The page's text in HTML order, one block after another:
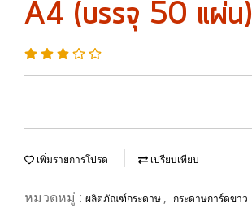
A4 (บรรจุ 50 แผ่น)
เพิ่มรายการโปรด เปรียบเทียบ
หมวดหมู่ : ผลิตภัณฑ์กระดาษ , กระดาษการ์ดขาว